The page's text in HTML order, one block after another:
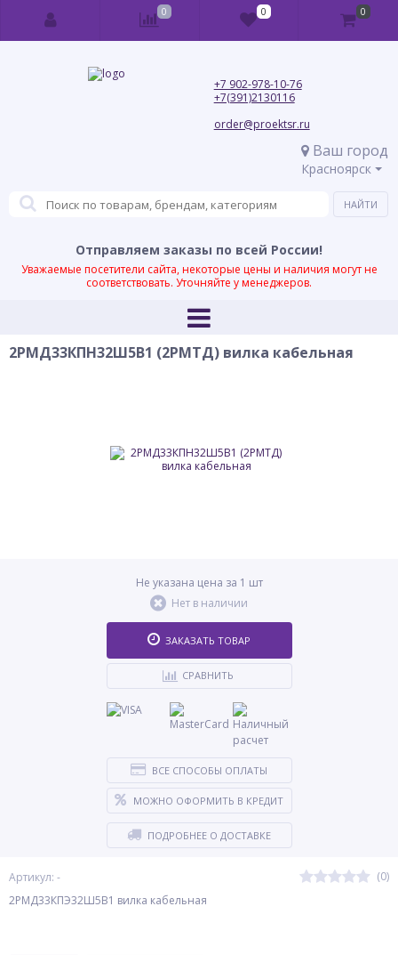
+7 902-978-10-76
+7(391)2130116
order@proektsr.ru
Ваш город
Красноярск
Отправляем заказы по всей России!
Уважаемые посетители сайта, некоторые цены и наличия могут не
соответствовать. Уточняйте у менеджеров.
2РМД33КПН32Ш5В1 (2РМТД) вилка кабельная
Артикул: -
(0)
2РМД33КПЭ32Ш5В1 вилка кабельная
Не указана цена за 1 шт
Нет в наличии
ЗАКАЗАТЬ ТОВАР
СРАВНИТЬ
ВСЕ СПОСОБЫ ОПЛАТЫ
МОЖНО ОФОРМИТЬ В КРЕДИТ
ПОДРОБНЕЕ О ДОСТАВКЕ
0 0 0